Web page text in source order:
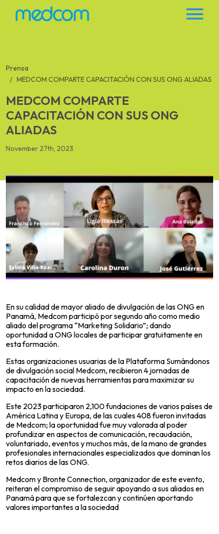
Prensa
MEDCOM COMPARTE CAPACITACIÓN CON SUS ONG ALIADAS
MEDCOM COMPARTE
CAPACITACIÓN CON SUS ONG
ALIADAS
November 27th, 2023
En su calidad de mayor aliado de divulgación de las ONG en
Panamá, Medcom participó por segundo año como medio
aliado del programa “Marketing Solidario”; dando
oportunidad a ONG locales de participar gratuitamente en
esta formación.
Estas organizaciones usuarias de la Plataforma Sumándonos
de divulgación social Medcom, recibieron 4 jornadas de
capacitación de nuevas herramientas para maximizar su
impacto en la sociedad.
Este 2023 participaron 2,100 fundaciones de varios países de
América Latina y Europa, de las cuales 408 fueron invitadas
de Medcom; la oportunidad fue muy valorada al poder
profundizar en aspectos de comunicación, recaudación,
voluntariado, eventos y muchos más, de la mano de grandes
profesionales internacionales especializados que dominan los
retos diarios de las ONG.
Medcom y Bronte Connection, organizador de este evento,
reiteran el compromiso de seguir apoyando a sus aliados en
Panamá para que se fortalezcan y continúen aportando
valores importantes a la sociedad